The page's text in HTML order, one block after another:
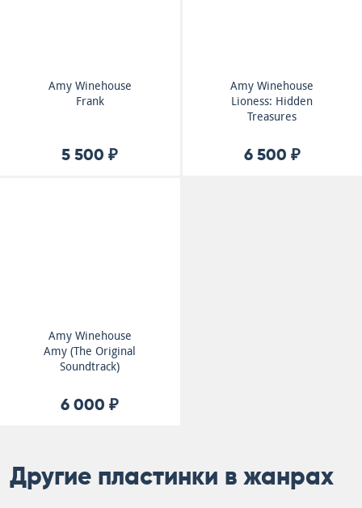
Amy Winehouse
Frank
5 500 ₽
Amy Winehouse
Lioness: Hidden
Treasures
6 500 ₽
Amy Winehouse
Amy (The Original
Soundtrack)
6 000 ₽
Другие пластинки в жанрах